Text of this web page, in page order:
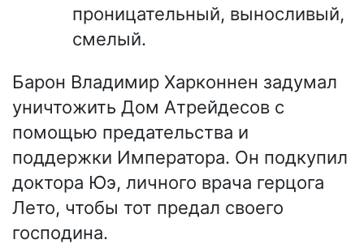
проницательный, выносливый,
смелый.
Барон Владимир Харконнен задумал
уничтожить Дом Атрейдесов с
помощью предательства и
поддержки Императора. Он подкупил
доктора Юэ, личного врача герцога
Лето, чтобы тот предал своего
господина.